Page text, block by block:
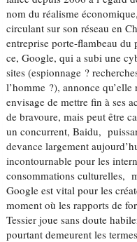
nom du réalisme
circulant sur son réseau en
entreprise porte-flambeau du
ce, Google, qui a subi une
sites (espionnage ?
l’homme ?), annonce
envisage de mettre fin à ses
de bravoure, mais peut être
un concurrent, Baidu,
devance largement
incontournable pour les
consommations culturelles,
Google est vital pour les
moment où les rapports de
Tessier joue sans doute
pourtant demeurent les